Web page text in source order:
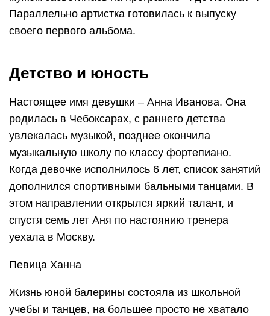
Параллельно артистка готовилась к выпуску
своего первого альбома.
Детство и юность
Настоящее имя девушки – Анна Иванова. Она
родилась в Чебоксарах, с раннего детства
увлекалась музыкой, позднее окончила
музыкальную школу по классу фортепиано.
Когда девочке исполнилось 6 лет, список занятий
дополнился спортивными бальными танцами. В
этом направлении открылся яркий талант, и
спустя семь лет Аня по настоянию тренера
уехала в Москву.
Певица Ханна
Жизнь юной балерины состояла из школьной
учебы и танцев, на большее просто не хватало